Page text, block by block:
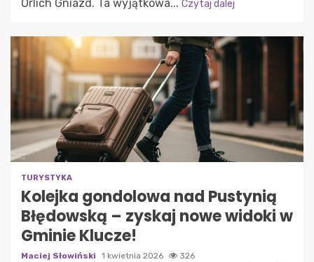
Orlich Gniazd. Ta wyjątkowa... Czytaj dalej
TURYSTYKA
Kolejka gondolowa nad Pustynią
Błędowską – zyskaj nowe widoki w
Gminie Klucze!
Maciej Słowiński 1 kwietnia 2026 326